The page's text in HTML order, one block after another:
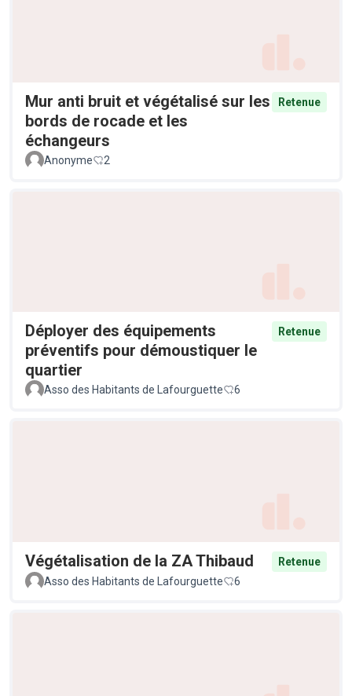
Mur anti bruit et végétalisé sur les
bords de rocade et les
échangeurs
Retenue
Anonyme 2
Déployer des équipements
préventifs pour démoustiquer le
quartier
Retenue
Asso des Habitants de Lafourguette 6
Végétalisation de la ZA Thibaud
Retenue
Asso des Habitants de Lafourguette
6